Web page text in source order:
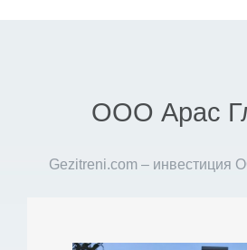
ООО Арас
Gezitreni.com – инвестиция